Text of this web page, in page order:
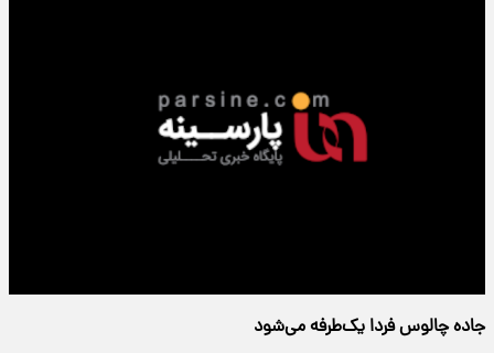
جاده چالوس فردا یک‌طرفه می‌شود